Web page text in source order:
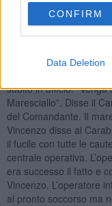
CONFIRM
Data Deletion
“Entri e si sieda qui.”
in similpelle, color
dell’alloggio di
subito in ufficio.
Maresciallo”. Disse il
del Comandante. Il
Vincenzo disse al
il fucile con tutte le
centrale operativa.
era successo il fatto e
Vincenzo. L’operatore
al pronto soccorso ma